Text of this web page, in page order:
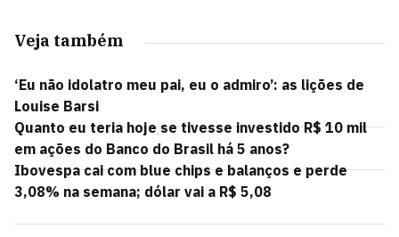
Veja também
‘Eu não idolatro meu pai, eu o admiro’: as lições de
Louise Barsi
Quanto eu teria hoje se tivesse investido R$ 10 mil
em ações do Banco do Brasil há 5 anos?
Ibovespa cai com blue chips e balanços e perde
3,08% na semana; dólar vai a R$ 5,08